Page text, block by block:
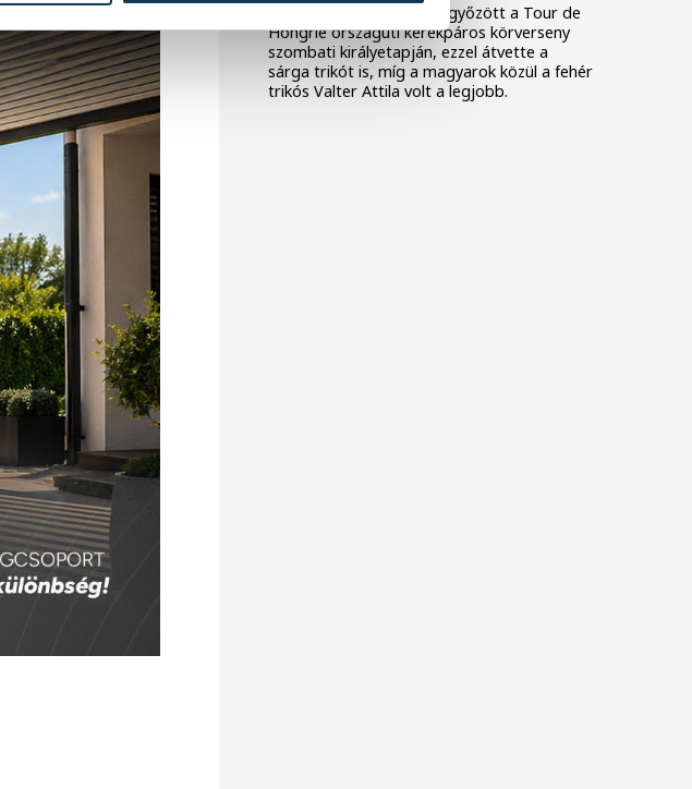
A svéd Jakob Söderqvist győzött a Tour de
Hongrie országúti kerékpáros körverseny
szombati királyetapján, ezzel átvette a
sárga trikót is, míg a magyarok közül a fehér
trikós Valter Attila volt a legjobb.